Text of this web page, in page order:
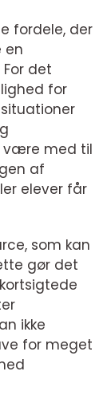
fordele, der
en
det
for
være med til
af
elever får
som kan
gør det
ikke
for meget